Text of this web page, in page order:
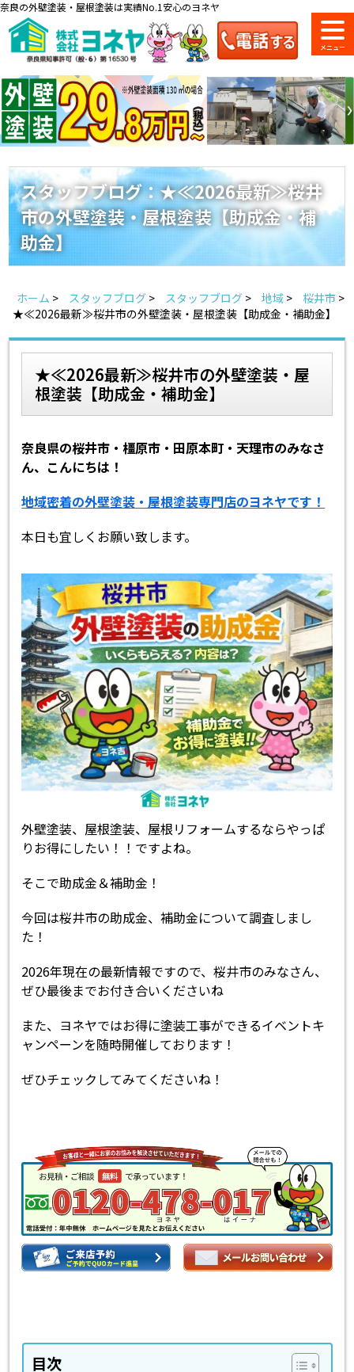
奈良の外壁塗装・屋根塗装は実績No.1安心のヨネヤ
料金一覧 会社案内 ショールーム
のご紹介
来店予約 お問い合わせ
お見積り お電話
ヨネヤの施工実績
Home お客様の声
スタッフ紹介 よくあるご質問
雨漏りについて
ヨネヤがお客様から選ばれる10の
リフォームローン
見積もりシミュレーション
スタッフブログ：★≪2026最新≫桜井
市の外壁塗装・屋根塗装【助成金・補
助金】
ホーム > スタッフブログ > スタッフブログ > 地域 > 桜井市 >
★≪2026最新≫桜井市の外壁塗装・屋根塗装【助成金・補助金】
★≪2026最新≫桜井市の外壁塗装・屋
根塗装【助成金・補助金】
奈良県の桜井市・橿原市・田原本町・天理市のみなさ
ん、こんにちは！
地域密着の外壁塗装・屋根塗装専門店のヨネヤです！
本日も宜しくお願い致します。
外壁塗装、屋根塗装、屋根リフォームするならやっぱ
りお得にしたい！！ですよね。
そこで助成金＆補助金！
今回は桜井市の助成金、補助金について調査しまし
た！
2026年現在の最新情報ですので、桜井市のみなさん、
ぜひ最後までお付き合いくださいね
また、ヨネヤではお得に塗装工事ができるイベントキ
ャンペーンを随時開催しております！
ぜひチェックしてみてくださいね！
目次